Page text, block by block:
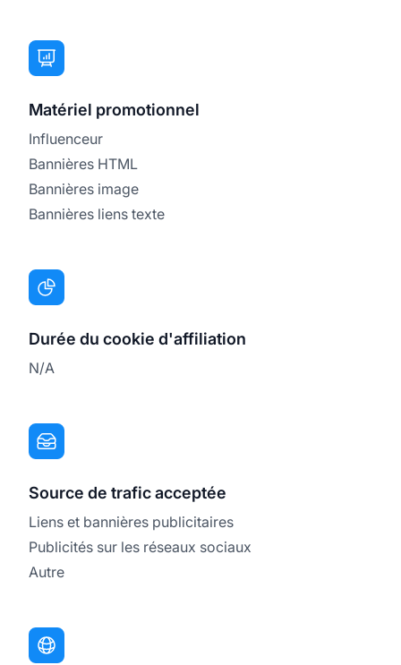
Matériel promotionnel
Influenceur
Bannières HTML
Bannières image
Bannières liens texte
Durée du cookie d'affiliation
N/A
Source de trafic acceptée
Liens et bannières publicitaires
Publicités sur les réseaux sociaux
Autre